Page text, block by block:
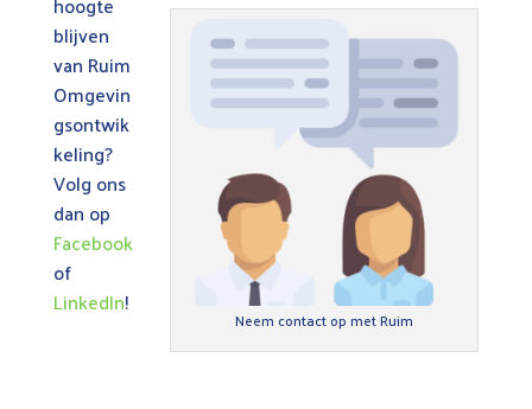
Neem contact op met Ruim
blijven
van Ruim
Omgevin
gsontwik
keling?
Volg ons
dan op
Facebook
of
LinkedIn!